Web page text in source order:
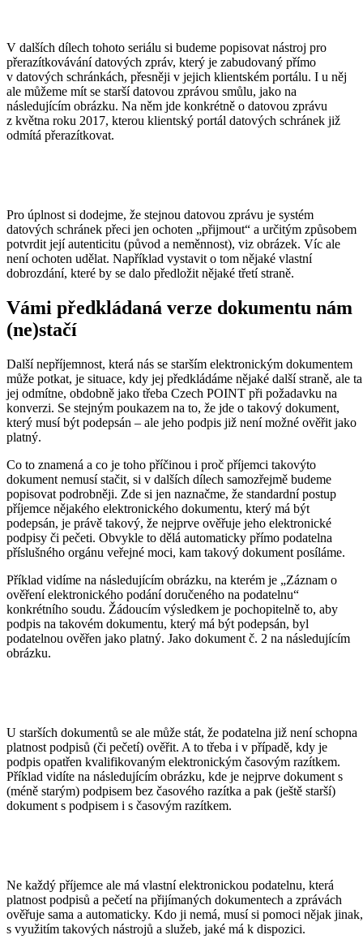
V dalších dílech tohoto seriálu si budeme popisovat nástroj pro
přerazítkovávání datových zpráv, který je zabudovaný přímo
v datových schránkách, přesněji v jejich klientském portálu. I u něj
ale můžeme mít se starší datovou zprávou smůlu, jako na
následujícím obrázku. Na něm jde konkrétně o datovou zprávu
z května roku 2017, kterou klientský portál datových schránek již
odmítá přerazítkovat.
Pro úplnost si dodejme, že stejnou datovou zprávu je systém
datových schránek přeci jen ochoten „přijmout“ a určitým způsobem
potvrdit její autenticitu (původ a neměnnost), viz obrázek. Víc ale
není ochoten udělat. Například vystavit o tom nějaké vlastní
dobrozdání, které by se dalo předložit nějaké třetí straně.
Vámi předkládaná verze dokumentu nám
(ne)stačí
Další nepříjemnost, která nás se starším elektronickým dokumentem
může potkat, je situace, kdy jej předkládáme nějaké další straně, ale ta
jej odmítne, obdobně jako třeba Czech POINT při požadavku na
konverzi. Se stejným poukazem na to, že jde o takový dokument,
který musí být podepsán – ale jeho podpis již není možné ověřit jako
platný.
Co to znamená a co je toho příčinou i proč příjemci takovýto
dokument nemusí stačit, si v dalších dílech samozřejmě budeme
popisovat podrobněji. Zde si jen naznačme, že standardní postup
příjemce nějakého elektronického dokumentu, který má být
podepsán, je právě takový, že nejprve ověřuje jeho elektronické
podpisy či pečeti. Obvykle to dělá automaticky přímo podatelna
příslušného orgánu veřejné moci, kam takový dokument posíláme.
Příklad vidíme na následujícím obrázku, na kterém je „Záznam o
ověření elektronického podání doručeného na podatelnu“
konkrétního soudu. Žádoucím výsledkem je pochopitelně to, aby
podpis na takovém dokumentu, který má být podepsán, byl
podatelnou ověřen jako platný. Jako dokument č. 2 na následujícím
obrázku.
U starších dokumentů se ale může stát, že podatelna již není schopna
platnost podpisů (či pečetí) ověřit. A to třeba i v případě, kdy je
podpis opatřen kvalifikovaným elektronickým časovým razítkem.
Příklad vidíte na následujícím obrázku, kde je nejprve dokument s
(méně starým) podpisem bez časového razítka a pak (ještě starší)
dokument s podpisem i s časovým razítkem.
Ne každý příjemce ale má vlastní elektronickou podatelnu, která
platnost podpisů a pečetí na přijímaných dokumentech a zprávách
ověřuje sama a automaticky. Kdo ji nemá, musí si pomoci nějak jinak,
s využitím takových nástrojů a služeb, jaké má k dispozici.